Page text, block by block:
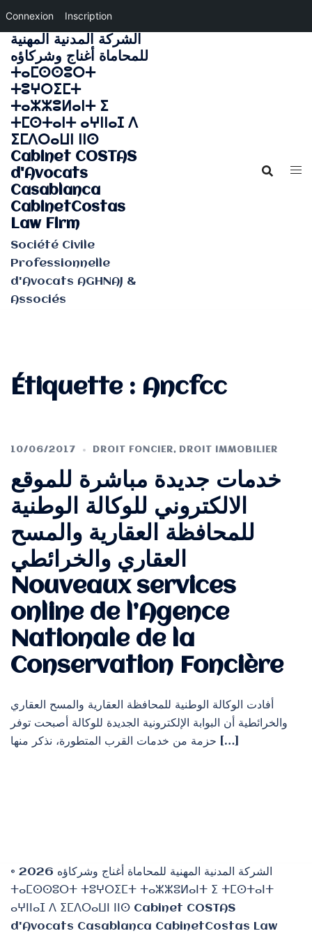
Connexion Inscription
Aller
au
contenu
الشركة المدنية المهنية
للمحاماة أغناج وشركاؤه
ⵜⴰⵎⵙⵙⵓⵔⵜ
ⵜⵓⵖⵔⵉⵎⵜ
ⵜⴰⵣⵣⵓⵍⴰⵏⵜ ⵉ
ⵜⵎⵙⵜⴰⵏⵜ ⴰⵖⵏⵏⴰⵊ ⴷ
ⵉⵎⴷⵔⴰⵡⵏ ⵏⵏⵙ
Cabinet COSTAS
d'Avocats
Casablanca
CabinetCostas
Law Firm
Société Civile
Professionnelle
d'Avocats AGHNAJ &
Associés
Étiquette : Ancfcc
10/06/2017 DROIT FONCIER, DROIT IMMOBILIER
خدمات جديدة مباشرة للموقع
الالكتروني للوكالة الوطنية
للمحافظة العقارية والمسح
العقاري والخرائطي
Nouveaux services
online de l’Agence
Nationale de la
Conservation Foncière
أفادت الوكالة الوطنية للمحافظة العقارية والمسح العقاري
والخرائطية أن البوابة الإلكترونية الجديدة للوكالة أصبحت توفر
حزمة من خدمات القرب المتطورة، نذكر منها […]
© 2026 الشركة المدنية المهنية للمحاماة أغناج وشركاؤه
ⵜⴰⵎⵙⵙⵓⵔⵜ ⵜⵓⵖⵔⵉⵎⵜ ⵜⴰⵣⵣⵓⵍⴰⵏⵜ ⵉ ⵜⵎⵙⵜⴰⵏⵜ
ⴰⵖⵏⵏⴰⵊ ⴷ ⵉⵎⴷⵔⴰⵡⵏ ⵏⵏⵙ Cabinet COSTAS
d'Avocats Casablanca CabinetCostas Law